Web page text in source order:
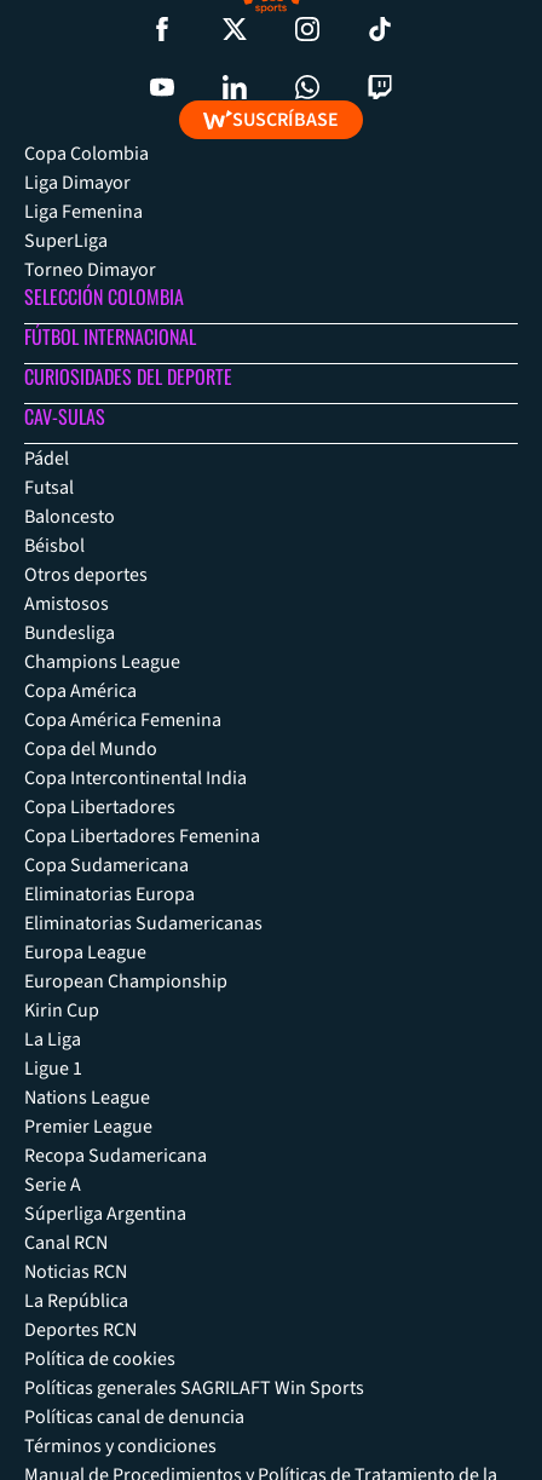
SUSCRÍBASE
Copa Colombia
Liga Dimayor
Liga Femenina
SuperLiga
Torneo Dimayor
SELECCIÓN COLOMBIA
FÚTBOL INTERNACIONAL
CURIOSIDADES DEL DEPORTE
CAV-SULAS
Pádel
Futsal
Baloncesto
Béisbol
Otros deportes
Amistosos
Bundesliga
Champions League
Copa América
Copa América Femenina
Copa del Mundo
Copa Intercontinental India
Copa Libertadores
Copa Libertadores Femenina
Copa Sudamericana
Eliminatorias Europa
Eliminatorias Sudamericanas
Europa League
European Championship
Kirin Cup
La Liga
Ligue 1
Nations League
Premier League
Recopa Sudamericana
Serie A
Súperliga Argentina
Canal RCN
Noticias RCN
La República
Deportes RCN
Política de cookies
Políticas generales SAGRILAFT Win Sports
Políticas canal de denuncia
Términos y condiciones